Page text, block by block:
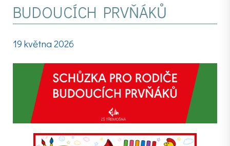
BUDOUCÍCH PRVŇÁKŮ
19 května 2026